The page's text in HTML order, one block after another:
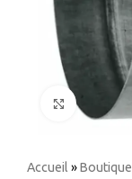
Elargir
Accueil »Boutique